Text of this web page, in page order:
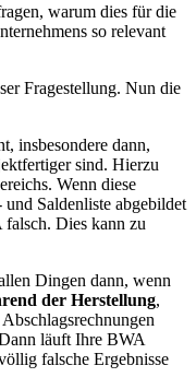
warum dies für die
so relevant
Fragestellung. Nun die
insbesondere dann,
sind. Hierzu
Wenn diese
Saldenliste abgebildet
Dies kann zu
Dingen dann, wenn
der Herstellung,
läuft Ihre BWA
falsche Ergebnisse